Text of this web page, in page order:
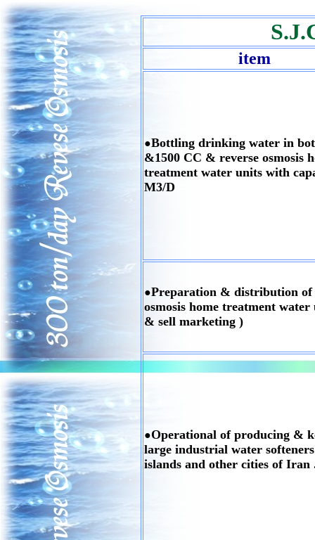
item
●Bottling drinking water in
&1500 CC & reverse osmosis
treatment water units with
M3/D
●Preparation & distribution of
osmosis home treatment
& sell marketing )
●Operational of producing &
large industrial water
islands and other cities of Iran